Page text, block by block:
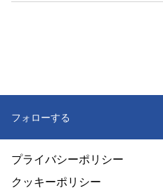
フォローする
プライバシーポリシー
クッキーポリシー